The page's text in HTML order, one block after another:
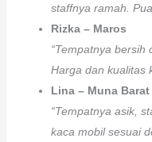
staffnya ramah.
Rizka – Maros
“Tempatnya bersih
Harga dan kualitas
Lina – Muna Barat
“Tempatnya asik,
kaca mobil sesuai